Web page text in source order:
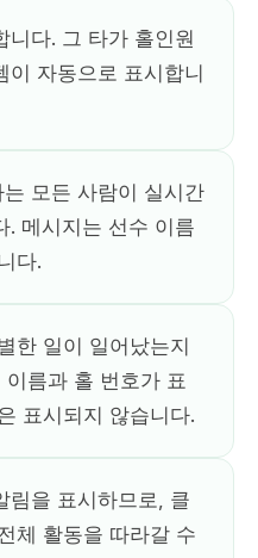
니다. 그 타가 홀인원
이 자동으로 표시합니
모든 사람이 실시간
. 메시지는 선수 이름
다.
한 일이 일어났는지
름과 홀 번호가 표
표시되지 않습니다.
림을 표시하므로, 클
체 활동을 따라갈 수